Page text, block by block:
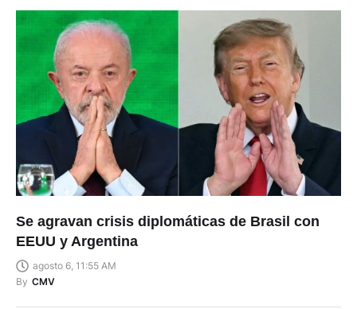
Se agravan crisis diplomáticas de Brasil con
EEUU y Argentina
agosto 6, 11:55 AM
By CMV